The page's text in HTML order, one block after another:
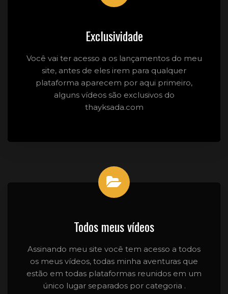
Exclusividade
Você vai ter acesso a os lançamentos do meu
site, antes de eles irem para qualquer
plataforma aparecem por aqui primeiro,
alguns vídeos são exclusivos do
thayksada.com
Todos meus vídeos
Assinando meu site você tem acesso a todos
os meus vídeos, todas minha aventuras que
estão em todas plataformas reunidos em um
único lugar separados por categoria .